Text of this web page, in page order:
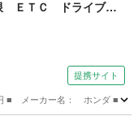
ＥＴＣ ドライブレ
リー フルフラット
提携サイト
■ メーカー名： ホンダ ■